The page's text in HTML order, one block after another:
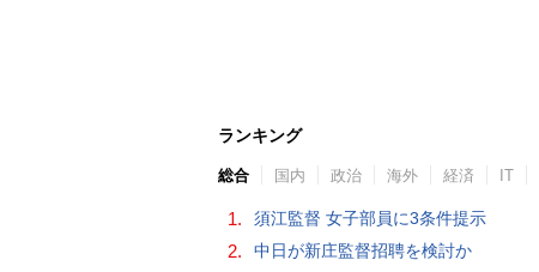
ランキング
総合 国内 政治 海外 経済 IT
1. 須江監督 女子部員に3条件提示
2. 中日が新庄監督招聘を検討か